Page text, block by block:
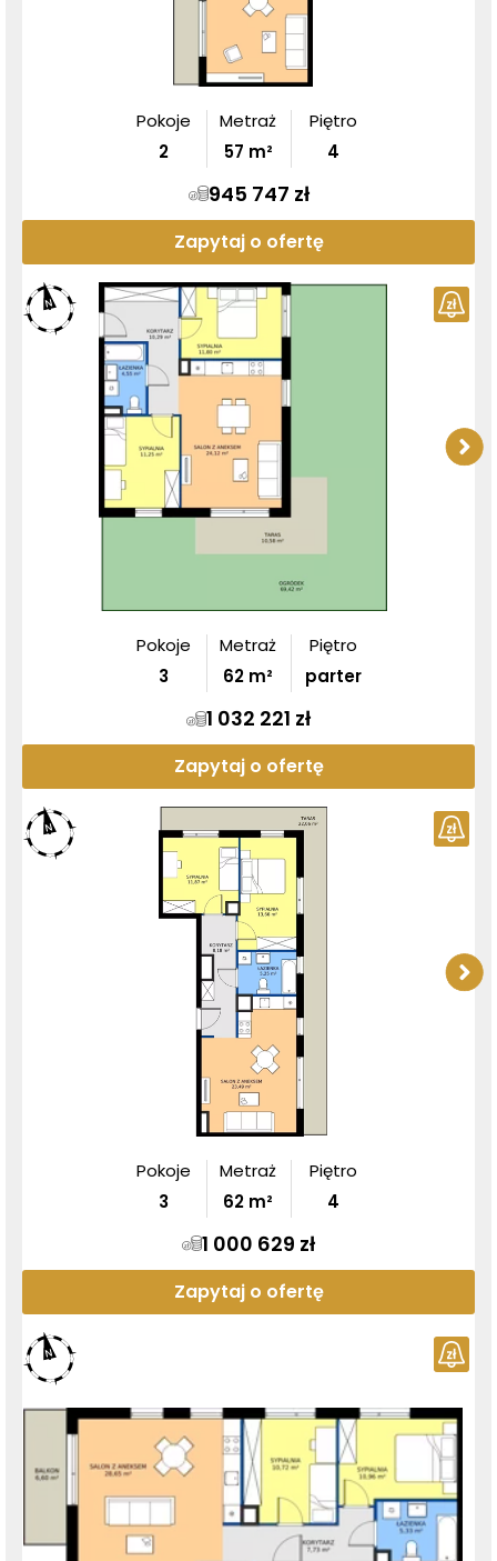
Pokoje
2
Metraż
57 m²
Piętro
4
945 747 zł
Zapytaj o ofertę
Pokoje
3
Metraż
62 m²
Piętro
parter
1 032 221 zł
Zapytaj o ofertę
Pokoje
3
Metraż
62 m²
Piętro
4
1 000 629 zł
Zapytaj o ofertę